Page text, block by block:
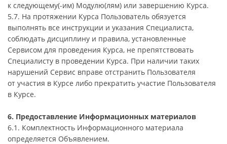
к следующему(-им) Модулю(лям) или завершению Курса.
5.7. На протяжении Курса Пользователь обязуется
выполнять все инструкции и указания Специалиста,
соблюдать дисциплину и правила, установленные
Сервисом для проведения Курса, не препятствовать
Специалисту в проведении Курса. При наличии таких
нарушений Сервис вправе отстранить Пользователя
от участия в Курсе либо прекратить участие Пользователя
в Курсе.
6. Предоставление Информационных материалов
6.1. Комплектность Информационного материала
определяется Объявлением.